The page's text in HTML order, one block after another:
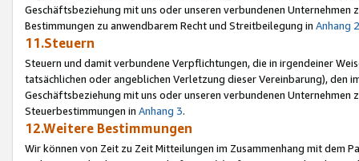
Geschäftsbeziehung mit uns oder unseren verbundenen
Bestimmungen zu anwendbarem Recht und Streitbeilegung in Anhang 2
11.Steuern
Steuern und damit verbundene Verpflichtungen, die in irgendeiner
tatsächlichen oder angeblichen Verletzung dieser Vereinbarung), den
Geschäftsbeziehung mit uns oder unseren verbundenen
Steuerbestimmungen in Anhang 3.
12.Weitere Bestimmungen
Wir können von Zeit zu Zeit Mitteilungen im Zusammenhang mit dem